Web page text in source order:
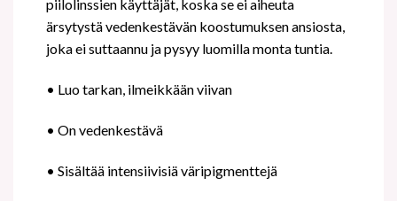
piilolinssien käyttäjät, koska se ei aiheuta
ärsytystä vedenkestävän koostumuksen ansiosta,
joka ei suttaannu ja pysyy luomilla monta tuntia.
• Luo tarkan, ilmeikkään viivan
• On vedenkestävä
• Sisältää intensiivisiä väripigmenttejä